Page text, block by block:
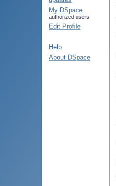
My DSpace
authorized users
Edit Profile
Help
About DSpace